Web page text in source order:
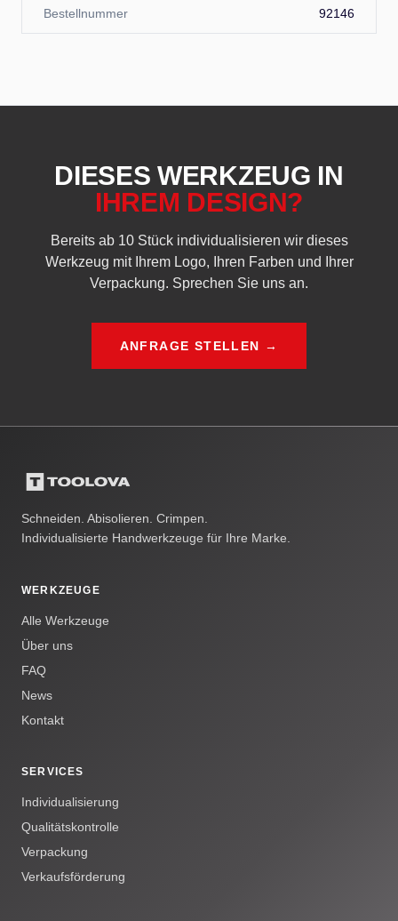
Bestellnummer 92146
DIESES WERKZEUG IN
IHREM DESIGN?
Bereits ab 10 Stück individualisieren wir dieses
Werkzeug mit Ihrem Logo, Ihren Farben und Ihrer
Verpackung. Sprechen Sie uns an.
ANFRAGE STELLEN →
Schneiden. Abisolieren. Crimpen.
Individualisierte Handwerkzeuge für Ihre Marke.
WERKZEUGE
Alle Werkzeuge
Über uns
FAQ
News
Kontakt
SERVICES
Individualisierung
Qualitätskontrolle
Verpackung
Verkaufsförderung